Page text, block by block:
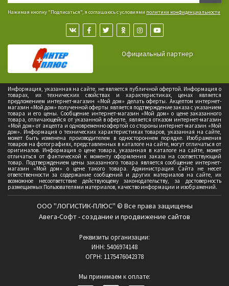
Нажимая кнопку "Подписаться", я соглашаюсь с условиями политики конфиденциальности
Официальный партнер
Информация, указанная на сайте, не является публичной офертой. Информация о
товарах, их технических свойствах и характеристиках, ценах является
предложением интернет-магазин «Мой дом» делать оферты. Акцептом интернет-
магазин «Мой дом» полученной оферты является подтверждение заказа с указанием
товара и его цены. Сообщение интернет-магазин «Мой дом» о цене заказанного
товара, отличающейся от указанной в оферте, является отказом интернет-магазин
«Мой дом» от акцепта и одновременно офертой со стороны интернет-магазин «Мой
дом». Информация о технических характеристиках товаров, указанная на сайте,
может быть изменена производителем в одностороннем порядке. Изображения
товаров на фотографиях, представленных в каталоге на сайте, могут отличаться от
оригиналов. Информация о цене товара, указанная в каталоге на сайте, может
отличаться от фактической к моменту оформления заказа на соответствующий
товар. Подтверждением цены заказанного товара является сообщение интернет-
магазин «Мой дом» о цене такого товара. Администрация Сайта не несет
ответственности за содержание сообщений и других материалов на сайте, их
возможное несоответствие действующему законодательству, за достоверность
размещаемых Пользователями материалов, качество информации и изображений.
ООО "ЛОГИСТИК-ПЛЮС" © Все права защищены
Авега-Софт - создание и продвижение сайтов
Реквизиты организации:
ИНН: 5406974148
ОГРН: 1175476042378
Мы принимаем к оплате: